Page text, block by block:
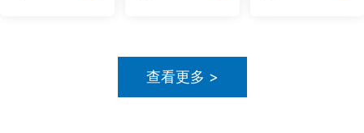
查看更多 >